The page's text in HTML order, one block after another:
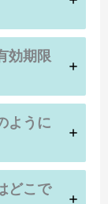
効期限
ように
どこで